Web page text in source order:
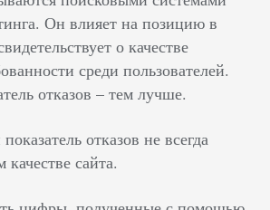
Он влияет на позицию в
о качестве
среди пользователей.
отказов – тем лучше.
отказов не всегда
сайта.